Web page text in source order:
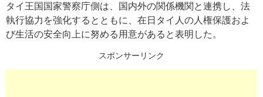
タイ王国国家警察庁側は、国内外の関係機関と連携し、法
執行協力を強化するとともに、在日タイ人の人権保護およ
び生活の安全向上に努める用意があると表明した。
スポンサーリンク